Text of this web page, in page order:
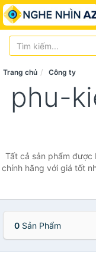
Trang chủ Công ty
phu-
Tất cả sản phẩm được
chính hãng với giá tốt
0 Sản Phẩm